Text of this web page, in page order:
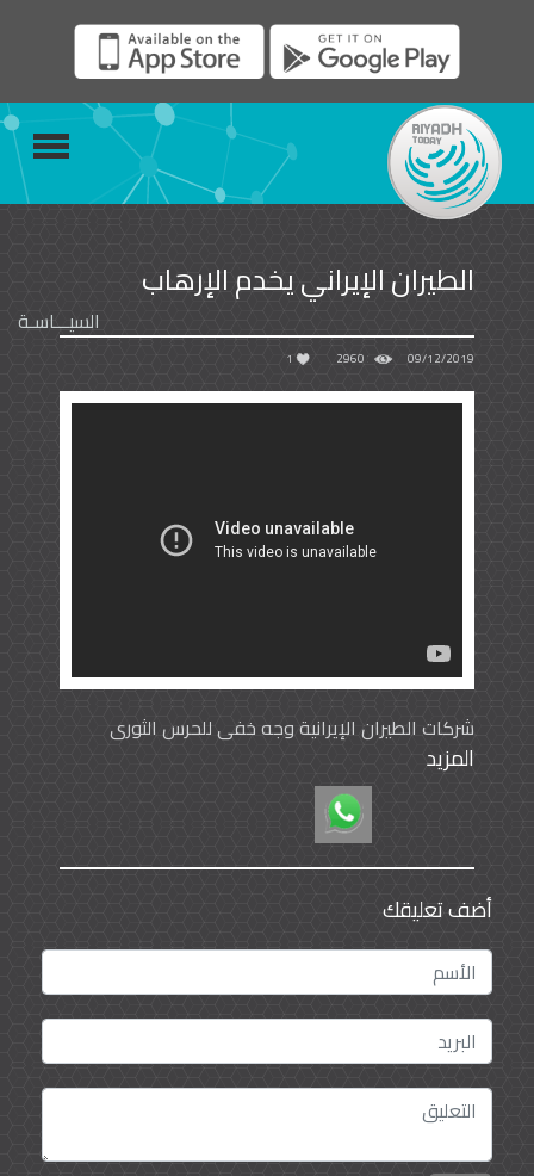
الطيران الإيراني يخدم الإرهاب
السيـــاسـة
09/12/2019
2960
1
شركات الطيران الإيرانية وجه خفي للحرس الثوري
وعملياته الإرهابية
المزيد
أضف تعليقك